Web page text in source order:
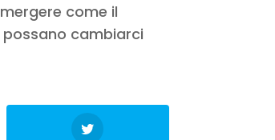
come il
cambiarci